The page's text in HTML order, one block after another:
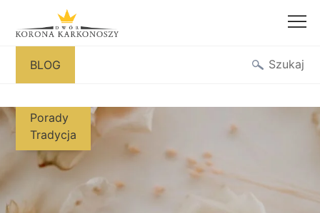
treści
BLOG
Porady
Tradycja